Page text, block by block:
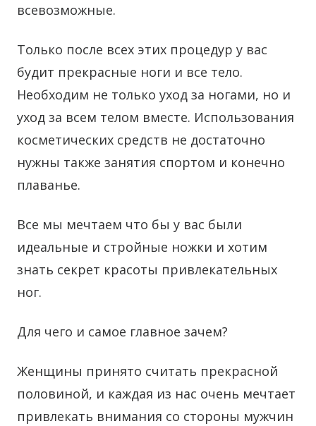
всевозможные.
Только после всех этих процедур у вас
будит прекрасные ноги и все тело.
Необходим не только уход за ногами, но и
уход за всем телом вместе. Использования
косметических средств не достаточно
нужны также занятия спортом и конечно
плаванье.
Все мы мечтаем что бы у вас были
идеальные и стройные ножки и хотим
знать секрет красоты привлекательных
ног.
Для чего и самое главное зачем?
Женщины принято считать прекрасной
половиной, и каждая из нас очень мечтает
привлекать внимания со стороны мужчин